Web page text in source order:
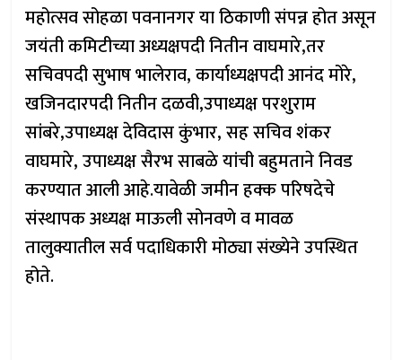
महोत्सव सोहळा पवनानगर या ठिकाणी संपन्न होत असून
जयंती कमिटीच्या अध्यक्षपदी नितीन वाघमारे,तर
सचिवपदी सुभाष भालेराव, कार्याध्यक्षपदी आनंद मोरे,
खजिनदारपदी नितीन दळवी,उपाध्यक्ष परशुराम
सांबरे,उपाध्यक्ष देविदास कुंभार, सह सचिव शंकर
वाघमारे, उपाध्यक्ष सैरभ साबळे यांची बहुमताने निवड
करण्यात आली आहे.यावेळी जमीन हक्क परिषदेचे
संस्थापक अध्यक्ष माऊली सोनवणे व मावळ
तालुक्यातील सर्व पदाधिकारी मोठ्या संख्येने उपस्थित
होते.